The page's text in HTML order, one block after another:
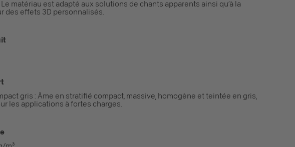
matériau est adapté aux solutions de chants apparents ainsi qu’à la
des effets 3D personnalisés.
gris : Âme en stratifié compact, massive, homogène et teintée en gris,
les applications à fortes charges.